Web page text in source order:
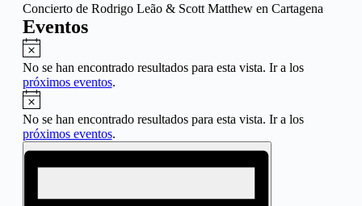
Concierto de Rodrigo Leão & Scott Matthew en Cartagena
Eventos
Aviso
No se han encontrado resultados para esta vista. Ir a los
próximos eventos.
Aviso
No se han encontrado resultados para esta vista. Ir a los
próximos eventos.
Navegación
de
vistas
Navegación